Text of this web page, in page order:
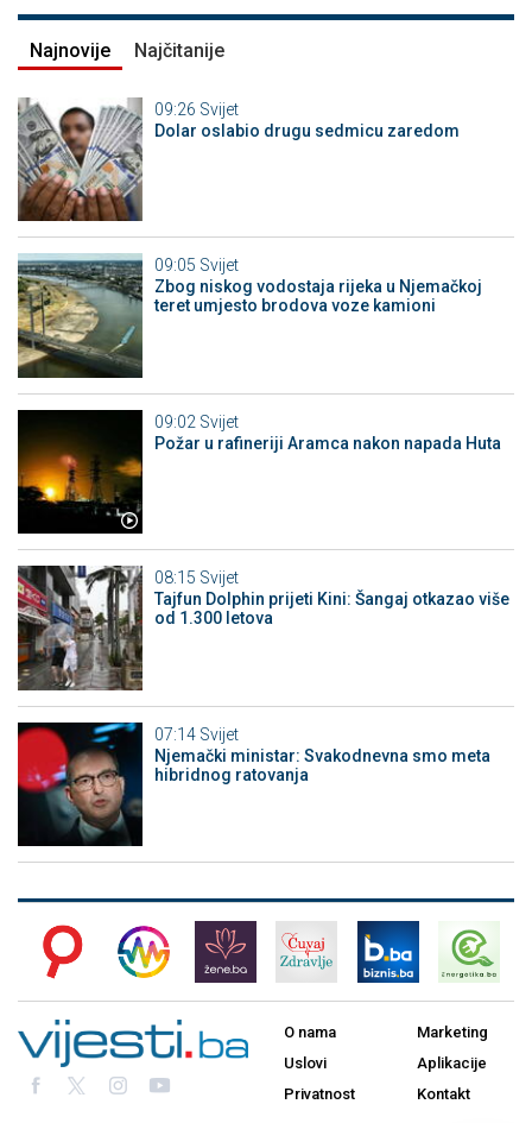
Najnovije Najčitanije
09:26 Svijet
Dolar oslabio drugu sedmicu zaredom
09:05 Svijet
Zbog niskog vodostaja rijeka u Njemačkoj
teret umjesto brodova voze kamioni
09:02 Svijet
Požar u rafineriji Aramca nakon napada Huta
08:15 Svijet
Tajfun Dolphin prijeti Kini: Šangaj otkazao više
od 1.300 letova
07:14 Svijet
Njemački ministar: Svakodnevna smo meta
hibridnog ratovanja
O nama
Uslovi
Privatnost
Marketing
Aplikacije
Kontakt